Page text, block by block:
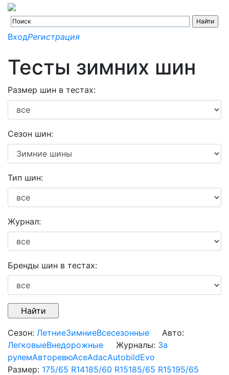
ВходРегистрация
Тесты зимних шин
Размер шин в тестах:
Сезон шин:
Тип шин:
Журнал:
Бренды шин в тестах:
Сезон: ЛетниеЗимниеВсесезонные Авто:
ЛегковыеВнедорожные Журналы: За
рулемАвторевюАceAdacAutobildEvo
Размер: 175/65 R14185/60 R15185/65 R15195/65